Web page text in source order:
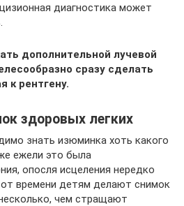
диагностика может
дополнительной лучевой
сразу сделать
к рентгену.
здоровых легких
знать изюминка хоть какого
ежели это была
опосля исцеления нередко
времени детям делают снимок
чем стращают